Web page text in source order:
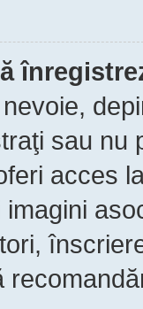
sau nu
acces